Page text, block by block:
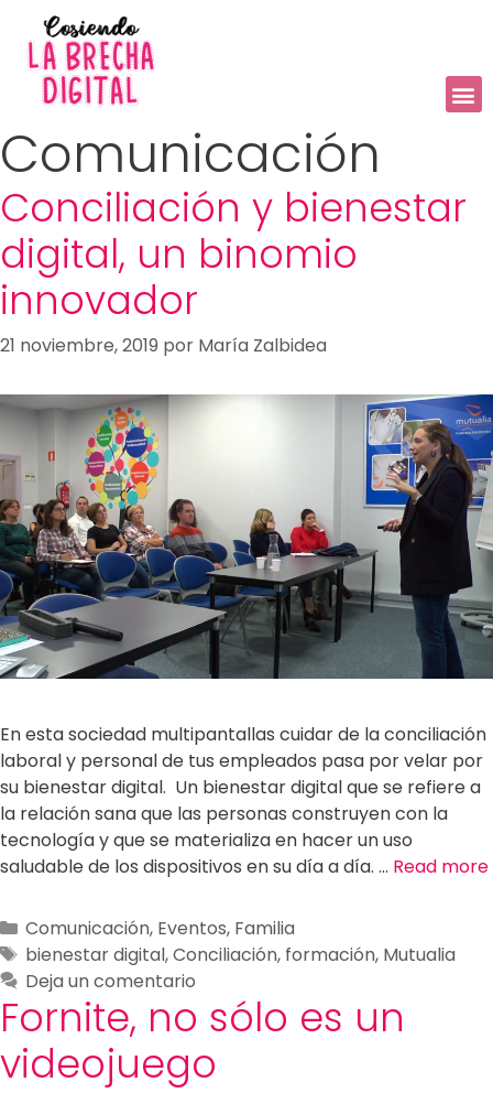
Comunicación
Conciliación y bienestar
digital, un binomio
innovador
21 noviembre, 2019 por María Zalbidea
En esta sociedad multipantallas cuidar de la conciliación
laboral y personal de tus empleados pasa por velar por
su bienestar digital. Un bienestar digital que se refiere a
la relación sana que las personas construyen con la
tecnología y que se materializa en hacer un uso
saludable de los dispositivos en su día a día. … Read more
Comunicación, Eventos, Familia
bienestar digital,Conciliación, formación, Mutualia
Deja un comentario
Fornite, no sólo es un
videojuego